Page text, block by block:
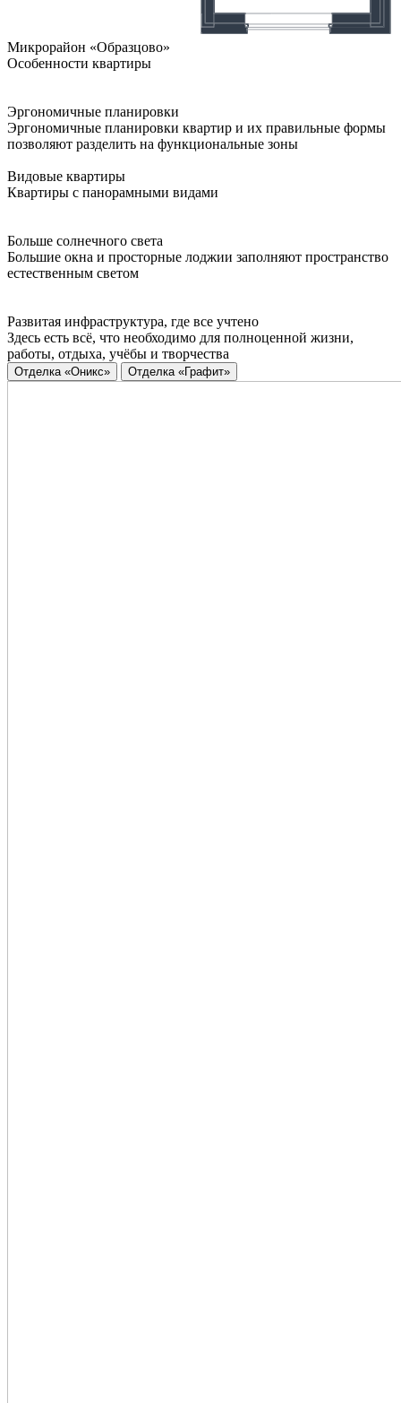
Микрорайон «Образцово»
Особенности квартиры
Эргономичные планировки
Эргономичные планировки квартир и их правильные формы
позволяют разделить на функциональные зоны
Видовые квартиры
Квартиры с панорамными видами
Больше солнечного света
Большие окна и просторные лоджии заполняют пространство
естественным светом
Развитая инфраструктура, где все учтено
Здесь есть всё, что необходимо для полноценной жизни,
работы, отдыха, учёбы и творчества
Отделка «Оникс» Отделка «Графит»